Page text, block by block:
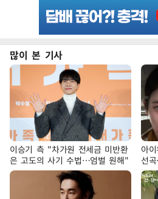
많이 본 기사
이승기 측 "차가원 전세금 미반환
은 고도의 사기 수법…엄벌 원해"
아
선